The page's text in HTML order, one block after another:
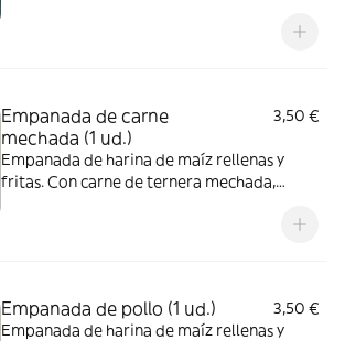
contaminación cruzada de gluten y lácteos
Empanada de carne
mechada (1 ud.)
3,50 €
Empanada de harina de maíz rellenas y
fritas. Con carne de ternera mechada,
de gluten y lácteos adquirido al momento
Empanada de pollo (1 ud.)
3,50 €
Empanada de harina de maíz rellenas y